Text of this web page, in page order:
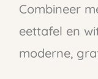
Combineer
eettafel en
moderne,